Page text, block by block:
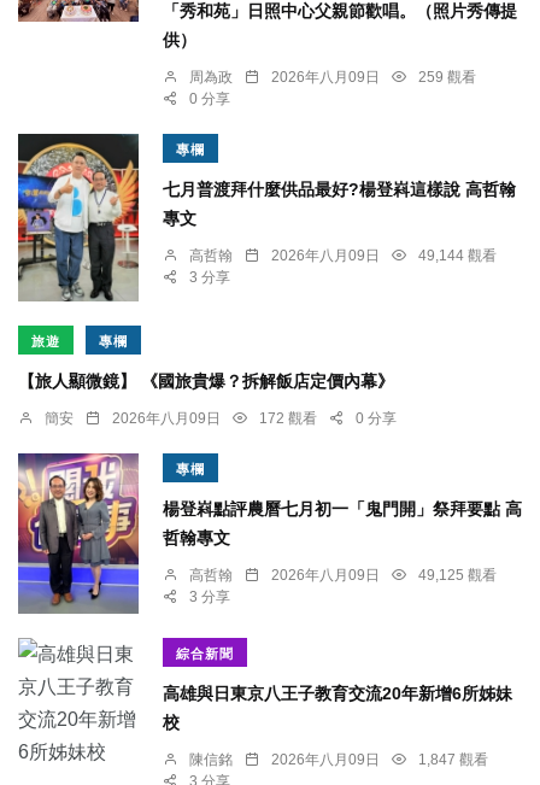
「秀和苑」日照中心父親節歡唱。（照片秀傳提
供）
周為政 2026年八月09日
259 觀看
0 分享
專欄
七月普渡拜什麼供品最好?楊登嵙這樣說 高哲翰
專文
高哲翰 2026年八月09日
49,144 觀看
3 分享
旅遊 專欄
【旅人顯微鏡】 《國旅貴爆？拆解飯店定價內幕》
簡安 2026年八月09日 172 觀看 0 分享
專欄
楊登嵙點評農曆七月初一「鬼門開」祭拜要點 高
哲翰專文
高哲翰 2026年八月09日
49,125 觀看
3 分享
綜合新聞
高雄與日東京八王子教育交流20年新增6所姊妹
校
陳信銘 2026年八月09日
1,847 觀看